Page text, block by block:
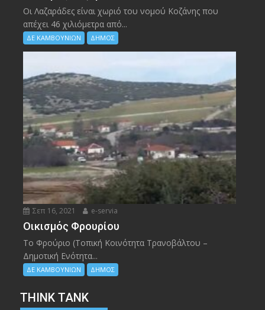
Οι Λαζαράδες είναι χωριό του νομού Κοζάνης που
απέχει 46 χιλιόμετρα από...
ΔΕ ΚΑΜΒΟΥΝΙΩΝ ΔΗΜΟΣ
Σεπ 16, 2021 e-servia
Οικισμός Φρουρίου
Το Φρούριο (Τοπική Κοινότητα Τρανοβάλτου –
Δημοτική Ενότητα...
ΔΕ ΚΑΜΒΟΥΝΙΩΝ ΔΗΜΟΣ
THINK TANK